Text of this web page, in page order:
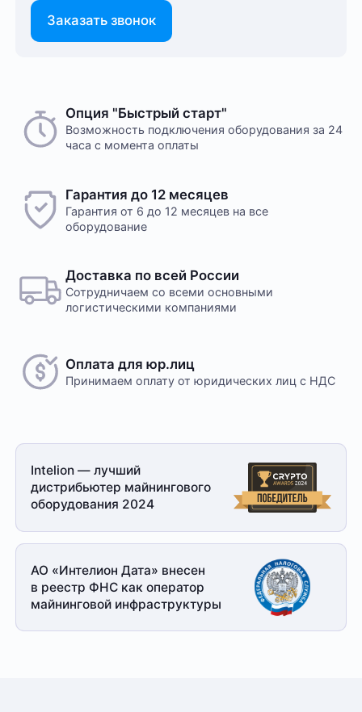
Заказать звонок
Опция "Быстрый старт"
Возможность подключения оборудования за 24
часа с момента оплаты
Гарантия до 12 месяцев
Гарантия от 6 до 12 месяцев на все
оборудование
Доставка по всей России
Сотрудничаем со всеми основными
логистическими компаниями
Оплата для юр.лиц
Принимаем оплату от юридических лиц с НДС
Intelion — лучший
дистрибьютер майнингового
оборудования 2024
АО «Интелион Дата» внесен
в реестр ФНС как оператор
майнинговой инфраструктуры